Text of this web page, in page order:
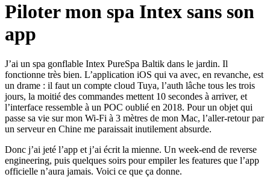
Piloter mon spa Intex sans son
app
J’ai un spa gonflable Intex PureSpa Baltik dans le jardin. Il
fonctionne très bien. L’application iOS qui va avec, en revanche, est
un drame : il faut un compte cloud Tuya, l’auth lâche tous les trois
jours, la moitié des commandes mettent 10 secondes à arriver, et
l’interface ressemble à un POC oublié en 2018. Pour un objet qui
passe sa vie sur mon Wi-Fi à 3 mètres de mon Mac, l’aller-retour par
un serveur en Chine me paraissait inutilement absurde.
Donc j’ai jeté l’app et j’ai écrit la mienne. Un week-end de reverse
engineering, puis quelques soirs pour empiler les features que l’app
officielle n’aura jamais. Voici ce que ça donne.